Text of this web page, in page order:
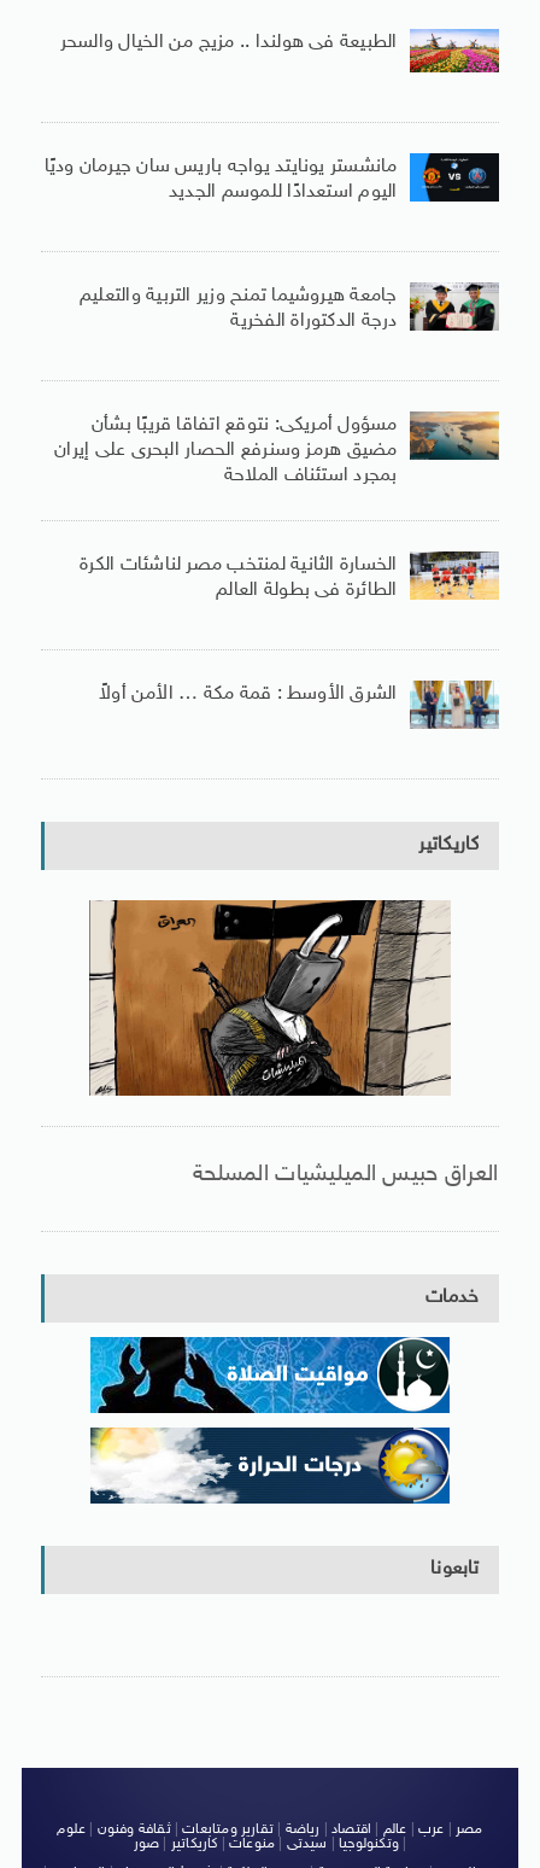
الطبيعة فى هولندا .. مزيج من الخيال والسحر
مانشستر يونايتد يواجه باريس سان جيرمان وديًا
اليوم استعدادًا للموسم الجديد
جامعة هيروشيما تمنح وزير التربية والتعليم
درجة الدكتوراة الفخرية
مسؤول أمريكى: نتوقع اتفاقا قريبًا بشأن
مضيق هرمز وسنرفع الحصار البحرى على إيران
بمجرد استئناف الملاحة
الخسارة الثانية لمنتخب مصر لناشئات الكرة
الطائرة فى بطولة العالم
الشرق الأوسط : قمة مكة … الأمن أولاً
كاريكاتير
العراق حبيس الميليشيات المسلحة
خدمات
تابعونا
مصر عرب عالم اقتصاد رياضة |تقارير ومتابعات|ثقافة وفنون
علوم
وتكنولوجيا| سيدتى منوعات كاريكاتير صور
|